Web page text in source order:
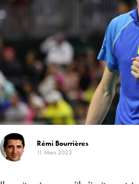
Rémi Bourrières
11 Mars 2023